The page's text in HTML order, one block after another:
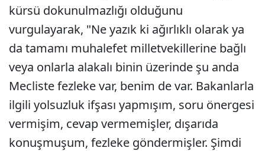
kürsü dokunulmazlığı olduğunu
vurgulayarak, "Ne yazık ki ağırlıklı olarak ya
da tamamı muhalefet milletvekillerine bağlı
veya onlarla alakalı binin üzerinde şu anda
Mecliste fezleke var, benim de var. Bakanlarla
ilgili yolsuzluk ifşası yapmışım, soru önergesi
vermişim, cevap vermemişler, dışarıda
konuşmuşum, fezleke göndermişler. Şimdi